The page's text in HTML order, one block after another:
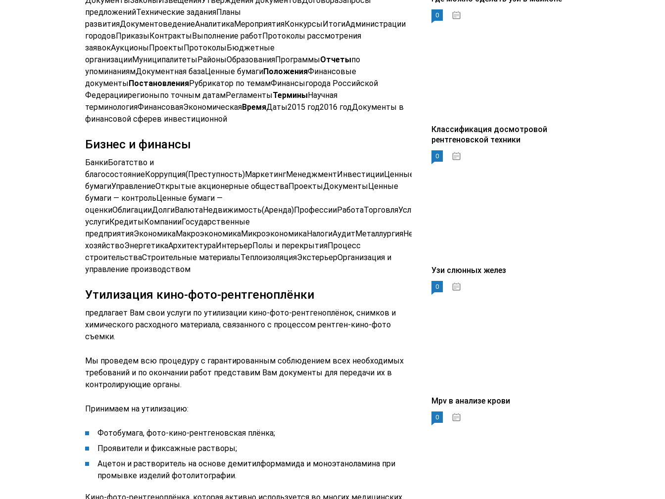
предложенийТехнические заданияПланы
развитияДокументоведениеАналитикаМероприятияКонкурсыИтогиАдминистрации
городовПриказыКонтрактыВыполнение работПротоколы рассмотрения
заявокАукционыПроектыПротоколыБюджетные
организацииМуниципалитетыРайоныОбразованияПрограммыОтчетыпо
упоминаниямДокументная базаЦенные бумагиПоложенияФинансовые
документыПостановленияРубрикатор по темамФинансыгорода Российской
Федерациирегионыпо точным датамРегламентыТерминыНаучная
терминологияФинансоваяЭкономическаяВремяДаты2015 год2016 годДокументы в
финансовой сферев инвестиционной
Бизнес и финансы
БанкиБогатство и
благосостояниеКоррупция(Преступность)МаркетингМенеджментИнвестицииЦенные
бумагиУправлениеОткрытые акционерные обществаПроектыДокументыЦенные
бумаги — контрольЦенные бумаги —
оценкиОблигацииДолгиВалютаНедвижимость(Аренда)ПрофессииРаботаТорговляУслугиФинансыСтрахованиеБюджетФинансовые
услугиКредитыКомпанииГосударственные
предприятияЭкономикаМакроэкономикаМикроэкономикаНалогиАудитМеталлургияНефтьСельское
хозяйствоЭнергетикаАрхитектураИнтерьерПолы и перекрытияПроцесс
строительстваСтроительные материалыТеплоизоляцияЭкстерьерОрганизация и
управление производством
Утилизация кино-фото-рентгеноплёнки
предлагает Вам свои услуги по утилизации кино-фото-рентгеноплёнок, снимков и
химического расходного материала, связанного с процессом рентген-кино-фото
съемки.
Мы проведем всю процедуру с гарантированным соблюдением всех необходимых
требований и по окончании работ представим Вам документы для передачи их в
контролирующие органы.
Принимаем на утилизацию:
Фотобумага, фото-кино-рентгеновская плёнка;
Проявители и фиксажные растворы;
Ацетон и растворитель на основе демитилформамида и моноэтаноламина при
промывке изделий фотолитографии.
0
Классификация досмотровой
рентгеновской техники
0
Узи слюнных желез
0
Mpv в анализе крови
0